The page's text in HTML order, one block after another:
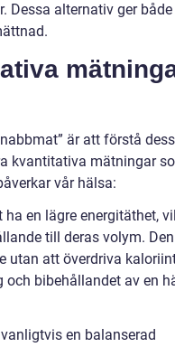
Dessa alternativ ger
är att förstå dess
kvantitativa mätningar
vår hälsa:
en lägre energitäthet,
till deras volym.
utan att överdriva
bibehållandet av en
en balanserad